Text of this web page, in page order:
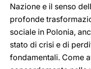
Nazione e il senso
profonde
sociale in Polonia,
stato di crisi e di
fondamentali. Come